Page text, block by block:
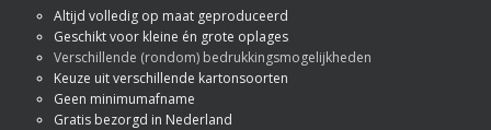
Altijd volledig op maat geproduceerd
Geschikt voor kleine én grote oplages
Verschillende (rondom) bedrukkingsmogelijkheden
Keuze uit verschillende kartonsoorten
Geen minimumafname
Gratis bezorgd in Nederland